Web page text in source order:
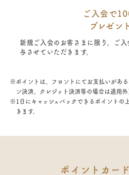
ご入会で
プレゼント
新規ご入会のお客さまに限り、ご
与させていただきます。
※ポイントは、フロントにてお支払いがあ
ン決済、クレジット決済等の場合は適用外
※1日にキャッシュバックできるポイントの
きます。
ポイントカー